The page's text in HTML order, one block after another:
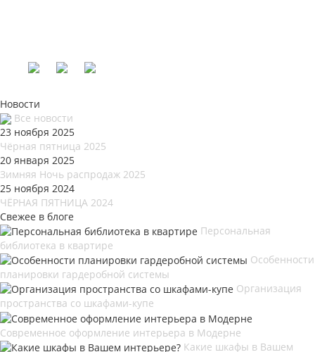
Новости
Все новости
23 ноября 2025
Чёрная пятница 2025
20 января 2025
Зимняя Ночь распродаж 2025
25 ноября 2024
ЧЁРНАЯ ПЯТНИЦА 2024
Свежее в блоге
Персональная
библиотека в квартире
Особенности
планировки гардеробной системы
Организация
пространства со шкафами-купе
Современное оформление интерьера в Модерне
Какие шкафы в Вашем